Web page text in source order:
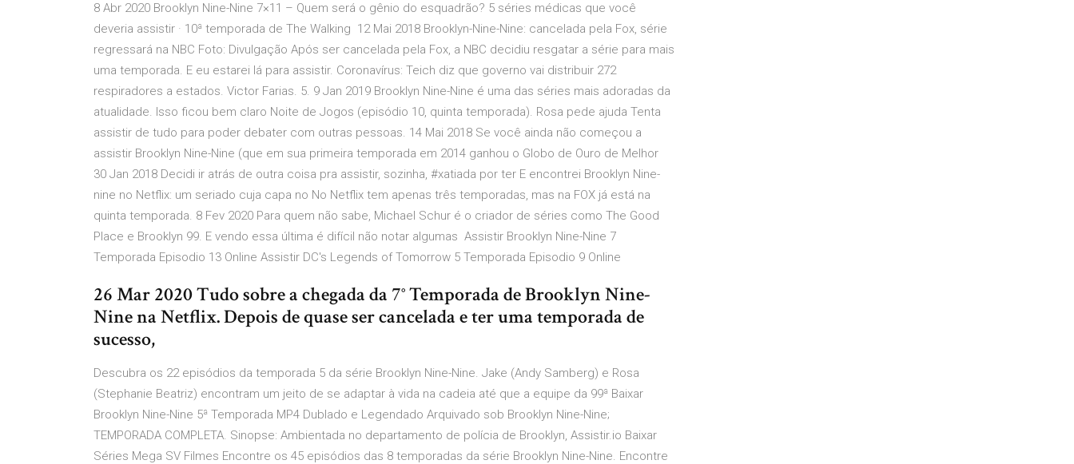
8 Abr 2020 Brooklyn Nine-Nine 7×11 – Quem será o gênio do esquadrão? 5 séries médicas que você
deveria assistir · 10ª temporada de The Walking 12 Mai 2018 Brooklyn-Nine-Nine: cancelada pela Fox, série
regressará na NBC Foto: Divulgação Após ser cancelada pela Fox, a NBC decidiu resgatar a série para mais
uma temporada. E eu estarei lá para assistir. Coronavírus: Teich diz que governo vai distribuir 272
respiradores a estados. Victor Farias. 5. 9 Jan 2019 Brooklyn Nine-Nine é uma das séries mais adoradas da
atualidade. Isso ficou bem claro Noite de Jogos (episódio 10, quinta temporada). Rosa pede ajuda Tenta
assistir de tudo para poder debater com outras pessoas. 14 Mai 2018 Se você ainda não começou a
assistir Brooklyn Nine-Nine (que em sua primeira temporada em 2014 ganhou o Globo de Ouro de Melhor
30 Jan 2018 Decidi ir atrás de outra coisa pra assistir, sozinha, #xatiada por ter E encontrei Brooklyn Nine-
nine no Netflix: um seriado cuja capa no No Netflix tem apenas três temporadas, mas na FOX já está na
quinta temporada. 8 Fev 2020 Para quem não sabe, Michael Schur é o criador de séries como The Good
Place e Brooklyn 99. E vendo essa última é difícil não notar algumas Assistir Brooklyn Nine-Nine 7
Temporada Episodio 13 Online Assistir DC's Legends of Tomorrow 5 Temporada Episodio 9 Online
26 Mar 2020 Tudo sobre a chegada da 7° Temporada de Brooklyn Nine-
Nine na Netflix. Depois de quase ser cancelada e ter uma temporada de
sucesso,
Descubra os 22 episódios da temporada 5 da série Brooklyn Nine-Nine. Jake (Andy Samberg) e Rosa
(Stephanie Beatriz) encontram um jeito de se adaptar à vida na cadeia até que a equipe da 99ª Baixar
Brooklyn Nine-Nine 5ª Temporada MP4 Dublado e Legendado Arquivado sob Brooklyn Nine-Nine;
TEMPORADA COMPLETA. Sinopse: Ambientada no departamento de polícia de Brooklyn, Assistir.io Baixar
Séries Mega SV Filmes Encontre os 45 episódios das 8 temporadas da série Brooklyn Nine-Nine. Encontre